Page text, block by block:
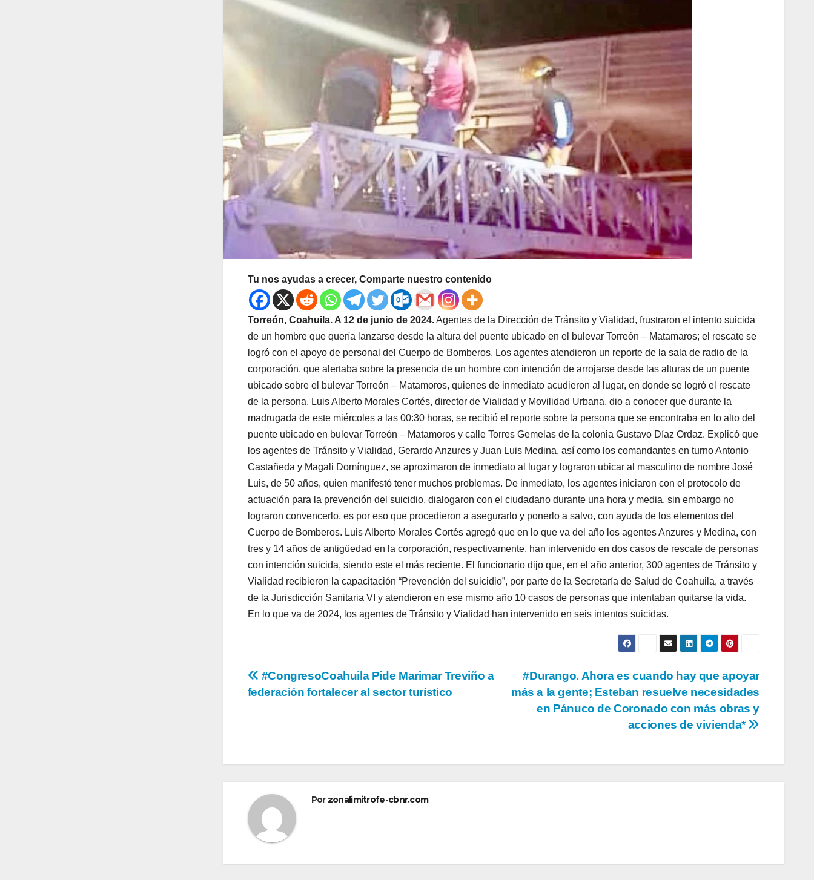
Tu nos ayudas a crecer, Comparte nuestro contenido
Torreón, Coahuila. A 12 de junio de 2024.Agentes de la Dirección de Tránsito y Vialidad, frustraron el intento suicida
de un hombre que quería lanzarse desde la altura del puente ubicado en el bulevar Torreón – Matamaros; el rescate se
logró con el apoyo de personal del Cuerpo de Bomberos. Los agentes atendieron un reporte de la sala de radio de la
corporación, que alertaba sobre la presencia de un hombre con intención de arrojarse desde las alturas de un puente
ubicado sobre el bulevar Torreón – Matamoros, quienes de inmediato acudieron al lugar, en donde se logró el rescate
de la persona. Luis Alberto Morales Cortés, director de Vialidad y Movilidad Urbana, dio a conocer que durante la
madrugada de este miércoles a las 00:30 horas, se recibió el reporte sobre la persona que se encontraba en lo alto del
puente ubicado en bulevar Torreón – Matamoros y calle Torres Gemelas de la colonia Gustavo Díaz Ordaz. Explicó que
los agentes de Tránsito y Vialidad, Gerardo Anzures y Juan Luis Medina, así como los comandantes en turno Antonio
Castañeda y Magali Domínguez, se aproximaron de inmediato al lugar y lograron ubicar al masculino de nombre José
Luis, de 50 años, quien manifestó tener muchos problemas. De inmediato, los agentes iniciaron con el protocolo de
actuación para la prevención del suicidio, dialogaron con el ciudadano durante una hora y media, sin embargo no
lograron convencerlo, es por eso que procedieron a asegurarlo y ponerlo a salvo, con ayuda de los elementos del
Cuerpo de Bomberos. Luis Alberto Morales Cortés agregó que en lo que va del año los agentes Anzures y Medina, con
tres y 14 años de antigüedad en la corporación, respectivamente, han intervenido en dos casos de rescate de personas
con intención suicida, siendo este el más reciente. El funcionario dijo que, en el año anterior, 300 agentes de Tránsito y
Vialidad recibieron la capacitación “Prevención del suicidio”, por parte de la Secretaría de Salud de Coahuila, a través
de la Jurisdicción Sanitaria VI y atendieron en ese mismo año 10 casos de personas que intentaban quitarse la vida.
En lo que va de 2024, los agentes de Tránsito y Vialidad han intervenido en seis intentos suicidas.
Navegación
#Durango. Ahora es cuando hay que apoyar
más a la gente; Esteban resuelve necesidades
en Pánuco de Coronado con más obras y
acciones de vivienda*
#CongresoCoahuila Pide Marimar Treviño a
federación fortalecer al sector turístico
Por zonalimitrofe-cbnr.com